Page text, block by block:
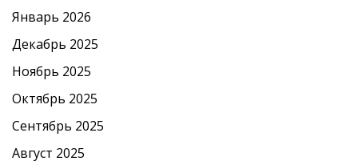
Январь 2026
Декабрь 2025
Ноябрь 2025
Октябрь 2025
Сентябрь 2025
Август 2025